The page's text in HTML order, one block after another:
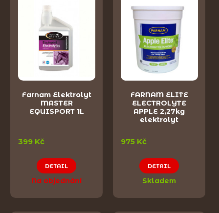
Farnam Elektrolyt
MASTER
EQUISPORT 1L
399 Kč
DETAIL
Na objednání
FARNAM ELITE
ELECTROLYTE
APPLE 2,27kg
elektrolyt
975 Kč
DETAIL
Skladem